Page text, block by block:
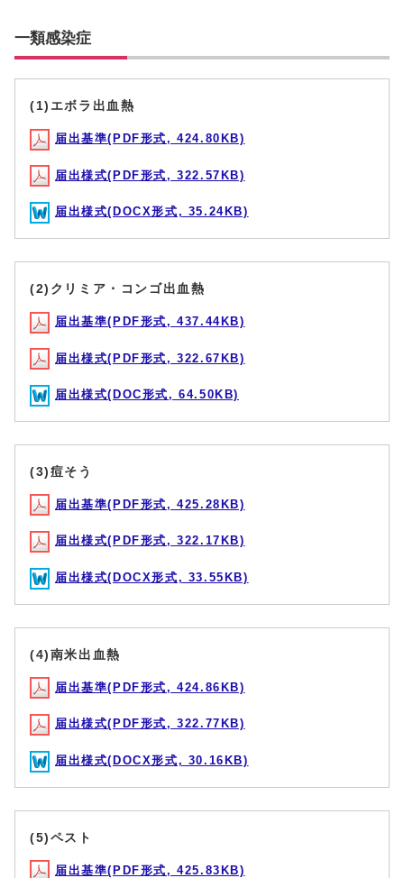
一類感染症
(1)エボラ出血熱
届出基準(PDF形式, 424.80KB)
届出様式(PDF形式, 322.57KB)
届出様式(DOCX形式, 35.24KB)
(2)クリミア・コンゴ出血熱
届出基準(PDF形式, 437.44KB)
届出様式(PDF形式, 322.67KB)
届出様式(DOC形式, 64.50KB)
(3)痘そう
届出基準(PDF形式, 425.28KB)
届出様式(PDF形式, 322.17KB)
届出様式(DOCX形式, 33.55KB)
(4)南米出血熱
届出基準(PDF形式, 424.86KB)
届出様式(PDF形式, 322.77KB)
届出様式(DOCX形式, 30.16KB)
(5)ペスト
届出基準(PDF形式, 425.83KB)